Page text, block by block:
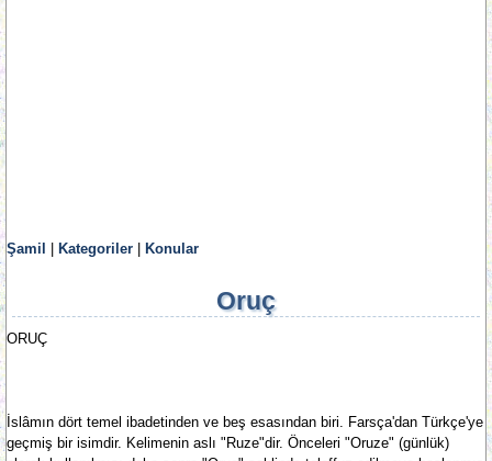
Şamil Kategoriler Konular
Oruç
ORUÇ
İslâmın dört temel ibadetinden ve beş esasından biri. Farsça'dan Türkçe'ye
geçmiş bir isimdir. Kelimenin aslı "Ruze"dir. Önceleri "Oruze" (günlük)